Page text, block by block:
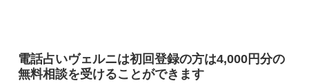
電話占いヴェルニは初回登録の方は4,000円分の
無料相談を受けることができます